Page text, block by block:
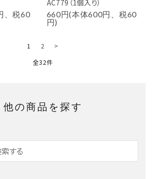
、税60
AC779（1個入り）
660円(本体600円、税60
円)
1 2
>
全32件
他の商品を探す